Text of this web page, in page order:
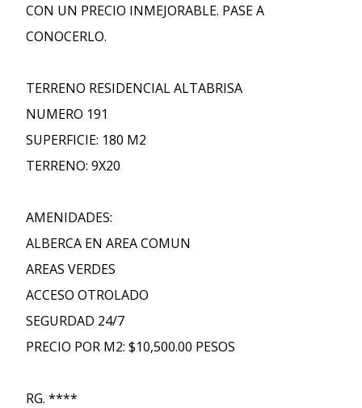
CON UN PRECIO INMEJORABLE. PASE A
CONOCERLO.
TERRENO RESIDENCIAL ALTABRISA
NUMERO 191
SUPERFICIE: 180 M2
TERRENO: 9X20
AMENIDADES:
ALBERCA EN AREA COMUN
AREAS VERDES
ACCESO OTROLADO
SEGURDAD 24/7
PRECIO POR M2: $10,500.00 PESOS
RG. ****